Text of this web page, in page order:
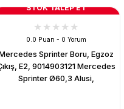
STOK TALEP ET
0.0 Puan - 0 Yorum
Sprinter Boru, Egzoz
E2, 9014903121 Mercedes
Sprinter Ø60,3 Alusi,